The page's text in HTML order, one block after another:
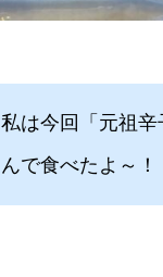
私は今回「元祖
んで食べたよ～！